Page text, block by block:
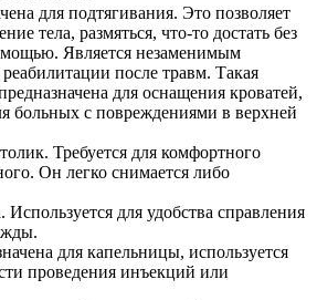
для подтягивания. Это позволяет
тела, размяться, что-то достать без
Является незаменимым
после травм. Такая
для оснащения кроватей,
больных с повреждениями в верхней
Требуется для комфортного
Он легко снимается либо
Используется для удобства справления
для капельницы, используется
проведения инъекций или